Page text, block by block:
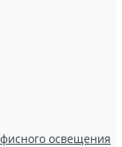
освещения